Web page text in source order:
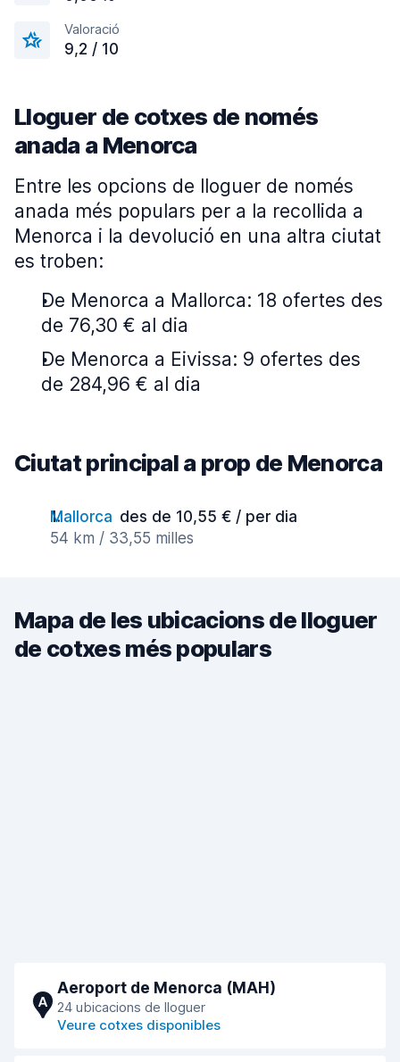
Valoració
9,2 / 10
Lloguer de cotxes de només
anada a Menorca
Entre les opcions de lloguer de només
anada més populars per a la recollida a
Menorca i la devolució en una altra ciutat
es troben:
De Menorca a Mallorca: 18 ofertes des
de 76,30 € al dia
De Menorca a Eivissa: 9 ofertes des
de 284,96 € al dia
Ciutat principal a prop de Menorca
Mallorca des de 10,55 € / per dia
54 km / 33,55 milles
Mapa de les ubicacions de lloguer
de cotxes més populars
A
Aeroport de Menorca (MAH)
24 ubicacions de lloguer
Veure cotxes disponibles